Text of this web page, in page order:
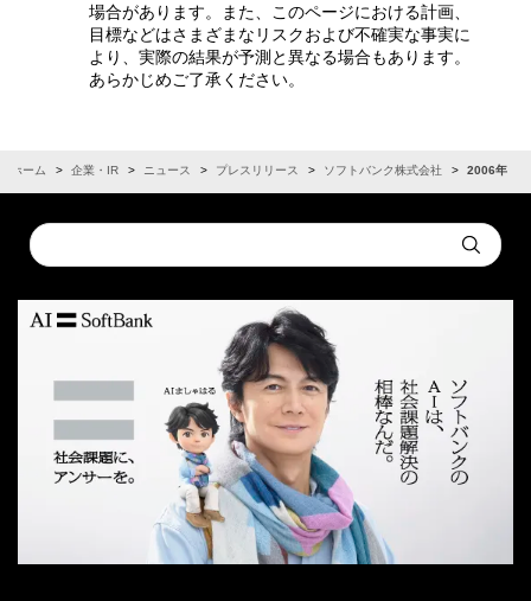
場合があります。また、このページにおける計画、
目標などはさまざまなリスクおよび不確実な事実に
より、実際の結果が予測と異なる場合もあります。
あらかじめご了承ください。
ホーム 企業・IR ニュース プレスリリース ソフトバンク株式会社 2006年
Conduct
a
Submit